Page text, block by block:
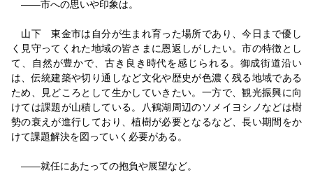
――市への思いや印象は。
山下 東金市は自分が生まれ育った場所であり、今日まで優し
く見守ってくれた地域の皆さまに恩返しがしたい。市の特徴とし
て、自然が豊かで、古き良き時代を感じられる。御成街道沿い
は、伝統建築や切り通しなど文化や歴史が色濃く残る地域である
ため、見どころとして生かしていきたい。一方で、観光振興に向
けては課題が山積している。八鶴湖周辺のソメイヨシノなどは樹
勢の衰えが進行しており、植樹が必要となるなど、長い期間をか
けて課題解決を図っていく必要がある。
――就任にあたっての抱負や展望など。